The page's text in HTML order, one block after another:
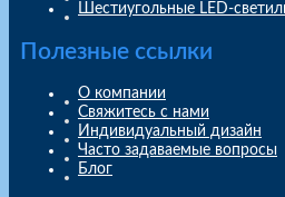
Шестиугольные LED-
Полезные ссылки
О компании
Свяжитесь с нами
Индивидуальный дизайн
Часто задаваемые вопросы
Блог